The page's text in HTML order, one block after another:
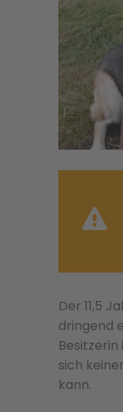
Der 11,5
dringend
sich
kann.